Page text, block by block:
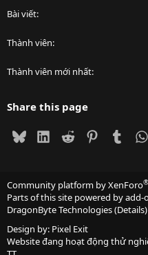
Bài viết
Thành viên
Thành viên mới nhất
Share this page
BlueskyLinkedIn
Reddit Pinterest
Community platform by XenForo®
Parts of this site powered byadd-
DragonByte Technologies(Details)
Design by: Pixel Exit
Website đang hoạt động thử